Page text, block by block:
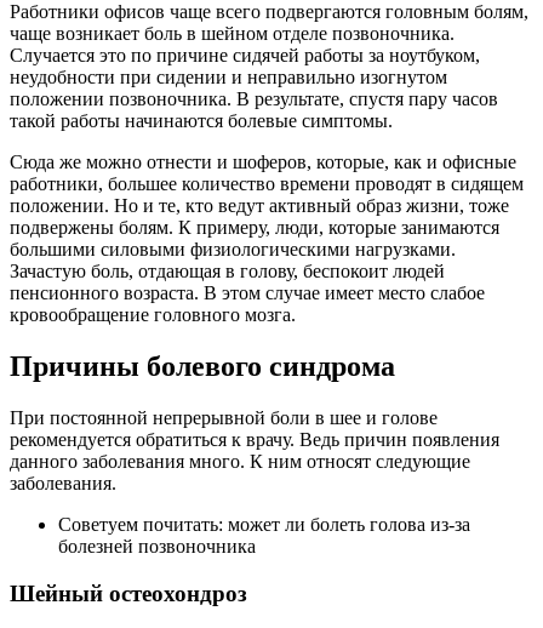
Работники офисов чаще всего подвергаются головным болям,
чаще возникает боль в шейном отделе позвоночника.
Случается это по причине сидячей работы за ноутбуком,
неудобности при сидении и неправильно изогнутом
положении позвоночника. В результате, спустя пару часов
такой работы начинаются болевые симптомы.
Сюда же можно отнести и шоферов, которые, как и офисные
работники, большее количество времени проводят в сидящем
положении. Но и те, кто ведут активный образ жизни, тоже
подвержены болям. К примеру, люди, которые занимаются
большими силовыми физиологическими нагрузками.
Зачастую боль, отдающая в голову, беспокоит людей
пенсионного возраста. В этом случае имеет место слабое
кровообращение головного мозга.
Причины болевого синдрома
При постоянной непрерывной боли в шее и голове
рекомендуется обратиться к врачу. Ведь причин появления
данного заболевания много. К ним относят следующие
заболевания.
Советуем почитать: может ли болеть голова из-за
болезней позвоночника
Шейный остеохондроз